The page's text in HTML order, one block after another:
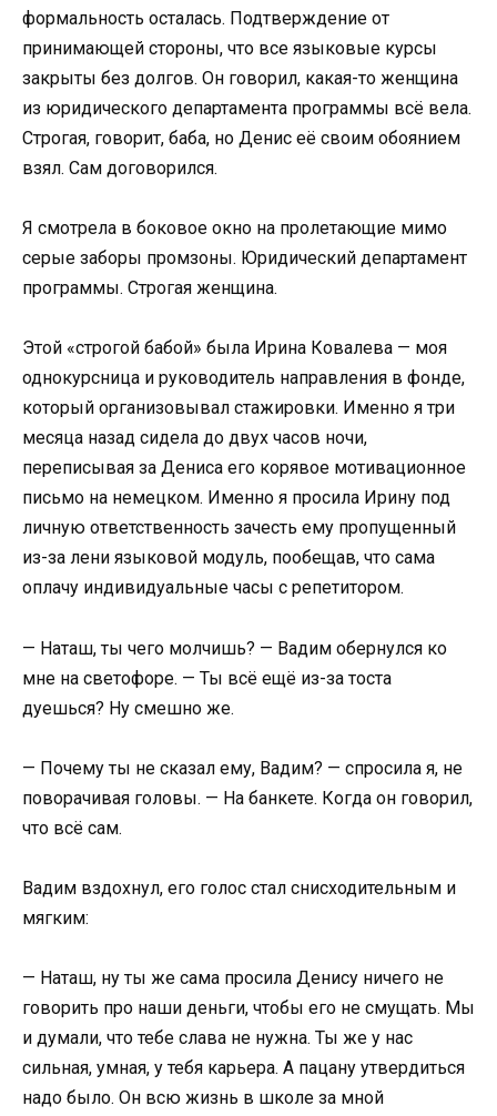
формальность осталась. Подтверждение от
принимающей стороны, что все языковые курсы
закрыты без долгов. Он говорил, какая-то женщина
из юридического департамента программы всё вела.
Строгая, говорит, баба, но Денис её своим обоянием
взял. Сам договорился.
Я смотрела в боковое окно на пролетающие мимо
серые заборы промзоны. Юридический департамент
программы. Строгая женщина.
Этой «строгой бабой» была Ирина Ковалева — моя
однокурсница и руководитель направления в фонде,
который организовывал стажировки. Именно я три
месяца назад сидела до двух часов ночи,
переписывая за Дениса его корявое мотивационное
письмо на немецком. Именно я просила Ирину под
личную ответственность зачесть ему пропущенный
из-за лени языковой модуль, пообещав, что сама
оплачу индивидуальные часы с репетитором.
— Наташ, ты чего молчишь? — Вадим обернулся ко
мне на светофоре. — Ты всё ещё из-за тоста
дуешься? Ну смешно же.
— Почему ты не сказал ему, Вадим? — спросила я, не
поворачивая головы. — На банкете. Когда он говорил,
что всё сам.
Вадим вздохнул, его голос стал снисходительным и
мягким:
— Наташ, ну ты же сама просила Денису ничего не
говорить про наши деньги, чтобы его не смущать. Мы
и думали, что тебе слава не нужна. Ты же у нас
сильная, умная, у тебя карьера. А пацану утвердиться
надо было. Он всю жизнь в школе за мной